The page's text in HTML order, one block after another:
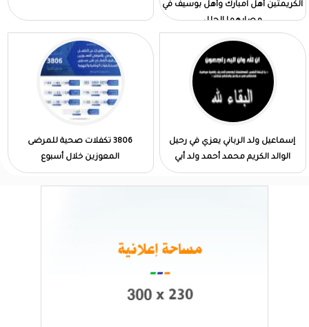
الكريمتين أهل امبارك وأهل بوسيف في
مصابهما الجلل
إسماعيل ولد الرباني يعزي في رحيل
الوالد الكريم محمد أحمد ولد أبي
3806 تكفلات صحية للمرضى
المعوزين خلال أسبوع